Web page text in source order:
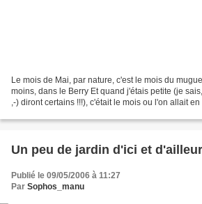
Le mois de Mai, par nature, c'est le mois du
moins, dans le Berry Et quand j'étais petite (je
,-) diront certains !!!), c'était le mois ou l'on allait
Un peu de jardin d'ici et
Publié le 09/05/2006 à 11:27
Par Sophos_manu